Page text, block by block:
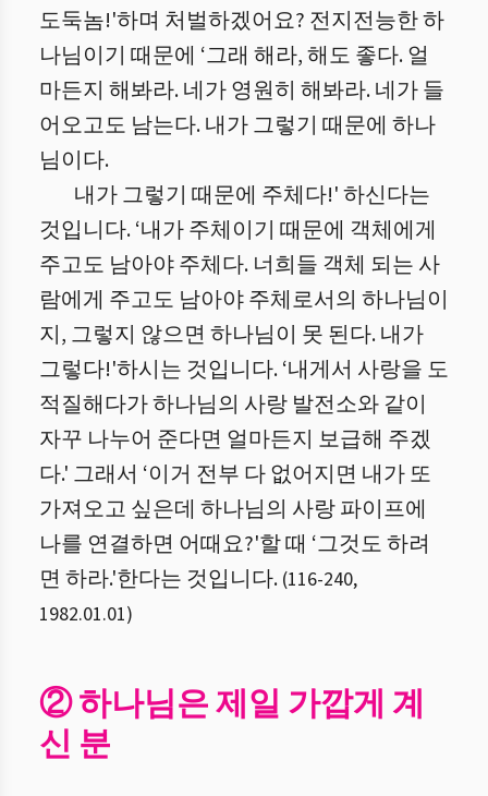
도둑놈!'하며 처벌하겠어요? 전지전능한 하
나님이기 때문에 ‘그래 해라, 해도 좋다. 얼
마든지 해봐라. 네가 영원히 해봐라. 네가 들
어오고도 남는다. 내가 그렇기 때문에 하나
님이다.
내가 그렇기 때문에 주체다!' 하신다는
것입니다. ‘내가 주체이기 때문에 객체에게
주고도 남아야 주체다. 너희들 객체 되는 사
람에게 주고도 남아야 주체로서의 하나님이
지, 그렇지 않으면 하나님이 못 된다. 내가
그렇다!'하시는 것입니다. ‘내게서 사랑을 도
적질해다가 하나님의 사랑 발전소와 같이
자꾸 나누어 준다면 얼마든지 보급해 주겠
다.' 그래서 ‘이거 전부 다 없어지면 내가 또
가져오고 싶은데 하나님의 사랑 파이프에
나를 연결하면 어때요?'할 때 ‘그것도 하려
면 하라.'한다는 것입니다. (116-240,
1982.01.01)
② 하나님은 제일 가깝게 계
신 분